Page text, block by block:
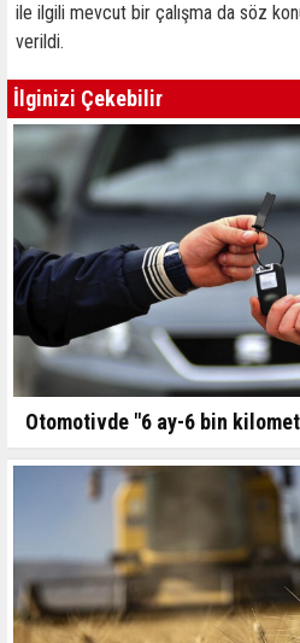
ile ilgili mevcut bir çalışma da söz
verildi.
İlginizi Çekebilir
Otomotivde "6 ay-6 bin